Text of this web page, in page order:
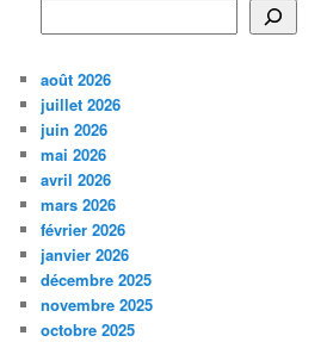
août 2026
juillet 2026
juin 2026
mai 2026
avril 2026
mars 2026
février 2026
janvier 2026
décembre 2025
novembre 2025
octobre 2025